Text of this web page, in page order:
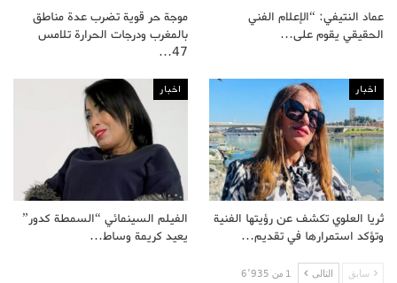
عماد النتيفي: “الإعلام الفني
الحقيقي يقوم على…
موجة حر قوية تضرب عدة مناطق
بالمغرب ودرجات الحرارة تلامس
47…
اخبار
ثريا العلوي تكشف عن رؤيتها الفنية
وتؤكد استمرارها في تقديم…
اخبار
الفيلم السينمائي “السمطة كدور”
يعيد كريمة وساط…
سابق التالى 1 من 6٬935